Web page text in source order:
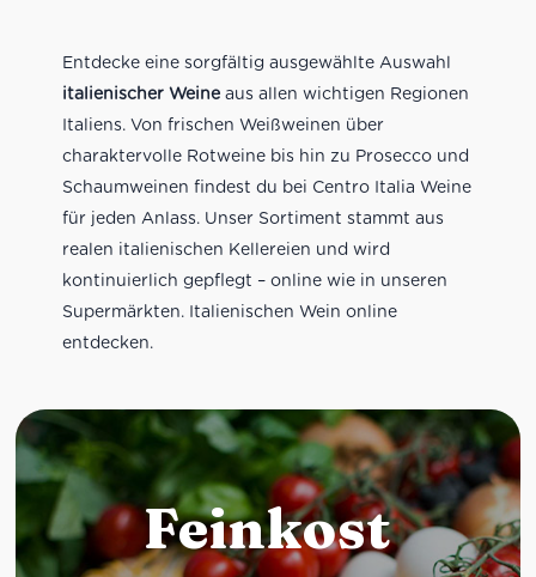
Entdecke eine sorgfältig ausgewählte Auswahl
italienischer Weineaus allen wichtigen Regionen
Italiens. Von frischen Weißweinen über
charaktervolle Rotweine bis hin zu Prosecco und
Schaumweinen findest du bei Centro Italia Weine
für jeden Anlass. Unser Sortiment stammt aus
realen italienischen Kellereien und wird
kontinuierlich gepflegt – online wie in unseren
Supermärkten. Italienischen Wein online
entdecken.
Feinkost